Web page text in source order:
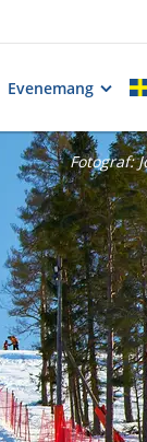
Evenemang
Fotograf: